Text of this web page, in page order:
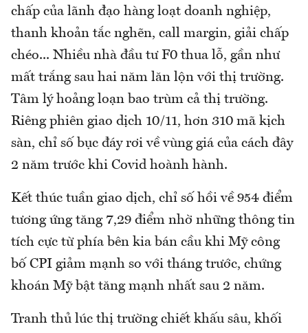
chấp của lãnh đạo hàng loạt doanh nghiệp,
thanh khoản tắc nghẽn, call margin, giải chấp
chéo... Nhiều nhà đầu tư F0 thua lỗ, gần như
mất trắng sau hai năm lăn lộn với thị trường.
Tâm lý hoảng loạn bao trùm cả thị trường.
Riêng phiên giao dịch 10/11, hơn 310 mã kịch
sàn, chỉ số bục đáy rơi về vùng giá của cách đây
2 năm trước khi Covid hoành hành.
Kết thúc tuần giao dịch, chỉ số hồi về 954 điểm
tương ứng tăng 7,29 điểm nhờ những thông tin
tích cực từ phía bên kia bán cầu khi Mỹ công
bố CPI giảm mạnh so với tháng trước, chứng
khoán Mỹ bật tăng mạnh nhất sau 2 năm.
Tranh thủ lúc thị trường chiết khấu sâu, khối